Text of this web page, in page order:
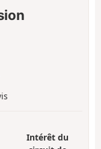
Intérêt du